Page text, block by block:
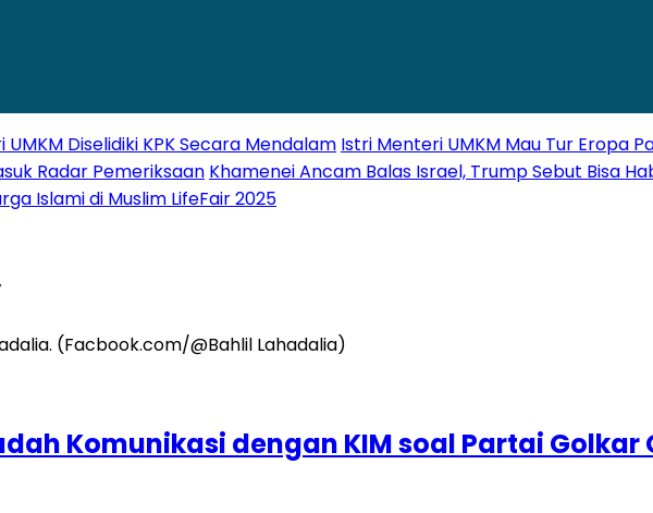
Diselidiki KPK Secara Mendalam Istri Menteri UMKM Mau Tur Eropa
Radar Pemeriksaan Khamenei Ancam Balas Israel, Trump Sebut Bisa
Islami di Muslim LifeFair 2025
Komunikasi dengan KIM soal Partai Golkar